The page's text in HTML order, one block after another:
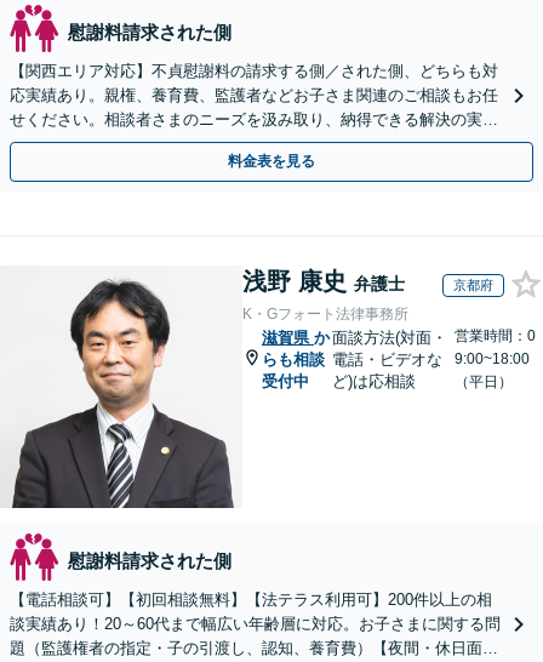
慰謝料請求された側
【関西エリア対応】不貞慰謝料の請求する側／された側、どちらも対
応実績あり。親権、養育費、監護者などお子さま関連のご相談もお任
せください。相談者さまのニーズを汲み取り、納得できる解決の実現
を目指します【Web面談可】【初回相談無料】
料金表を見る
浅野 康史 弁護士 京都府
K・Gフォート法律事務所
滋賀県 か
らも相談
受付中
面談方法(対面・
電話・ビデオな
ど)は応相談
営業時間：0
9:00~18:00
（平日）
慰謝料請求された側
【電話相談可】【初回相談無料】【法テラス利用可】200件以上の相
談実績あり！20～60代まで幅広い年齢層に対応。お子さまに関する問
題（監護権者の指定・子の引渡し、認知、養育費）【夜間・休日面談